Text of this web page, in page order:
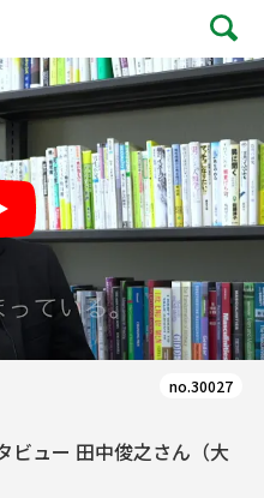
no.30027
ビュー 田中俊之さん（大